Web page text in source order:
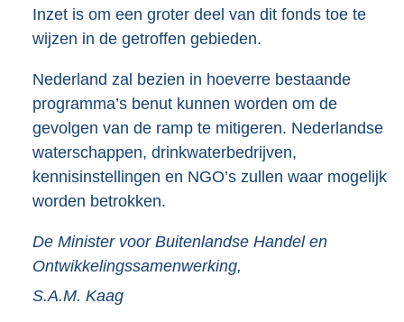
Inzet is om een groter deel van dit fonds toe te
wijzen in de getroffen gebieden.
Nederland zal bezien in hoeverre bestaande
programma’s benut kunnen worden om de
gevolgen van de ramp te mitigeren. Nederlandse
waterschappen, drinkwaterbedrijven,
kennisinstellingen en NGO’s zullen waar mogelijk
worden betrokken.
De Minister voor Buitenlandse Handel en
Ontwikkelingssamenwerking,
S.A.M. Kaag